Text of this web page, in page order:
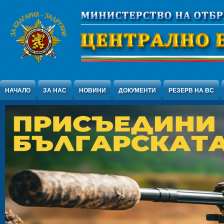
Jump to Content
НАЧАЛО ЗА НАС НОВИНИ ДОКУМЕНТИ РЕЗЕРВ НА ВС